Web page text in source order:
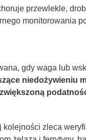
przewlekle,
monitorowania
gdy waga lub
niedożywieniu
zleca